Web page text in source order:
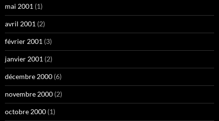
mai 2001 (1)
avril 2001 (2)
février 2001 (3)
janvier 2001 (2)
décembre 2000 (6)
novembre 2000 (2)
octobre 2000 (1)